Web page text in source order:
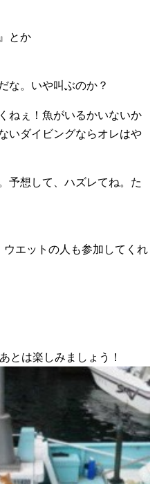
とか
な。いや叫ぶのか？
ねぇ！魚がいるかいないか
いダイビングならオレはや
予想して、ハズレてね。た
エットの人も参加してくれ
とは楽しみましょう！